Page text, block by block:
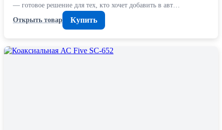
— готовое решение для тех, кто хочет добавить в авт…
Открыть товар
Купить